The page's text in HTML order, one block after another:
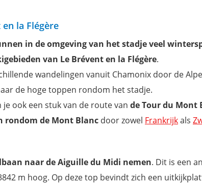
la Flégère
in de omgeving van het stadje veel
van Le Brévent en la Flégère.
wandelingen vanuit Chamonix door de
de hoge toppen rondom het stadje.
ook een stuk van de route van de Tour du Mont
rondom de Mont Blanc door zowel Frankrijkals
naar de Aiguille du Midi nemen. Dit is een
m hoog. Op deze top bevindt zich een